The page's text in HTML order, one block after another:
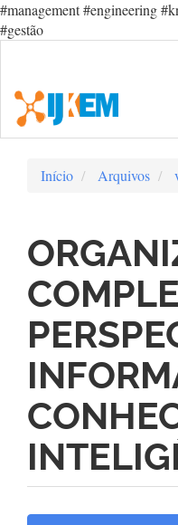
#management #engineering
#gestão
Conteúdo
principal
Barra
Início Arquivos